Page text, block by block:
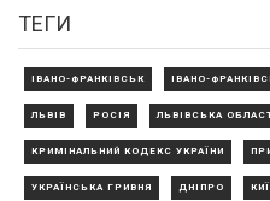
ТЕГИ
ІВАНО-ФРАНКІВСЬК ІВАНО-
ЛЬВІВ РОСІЯ ЛЬВІВСЬКА
КРИМІНАЛЬНИЙ КОДЕКС УКРАЇНИ
УКРАЇНСЬКА ГРИВНЯ ДНІПРО